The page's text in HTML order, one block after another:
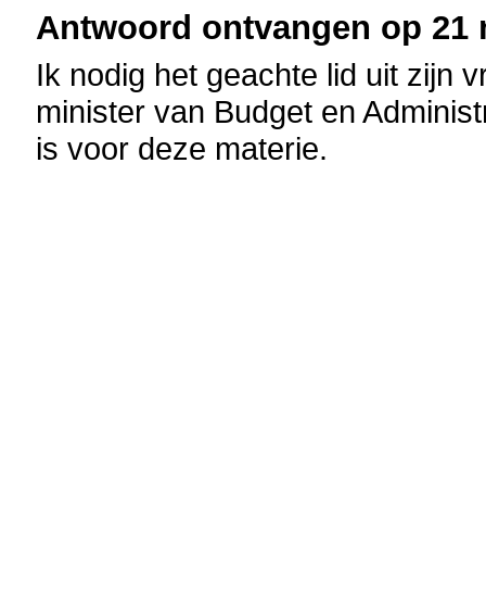
Antwoord ontvangen op 21
Ik nodig het geachte lid uit zijn
minister van Budget en
is voor deze materie.